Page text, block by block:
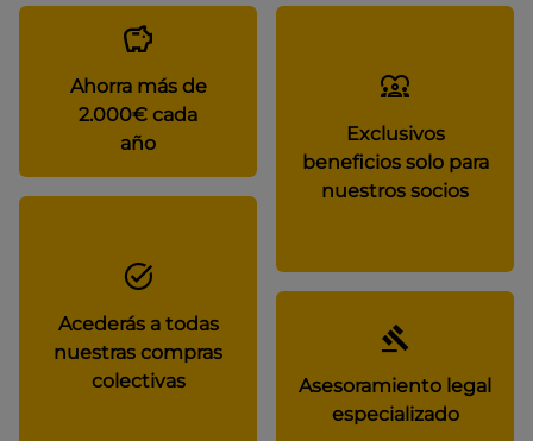
Ahorra más de
2.000€ cada
año
Exclusivos
beneficios solo para
nuestros socios
Acederás a todas
nuestras compras
colectivas
Asesoramiento legal
especializado